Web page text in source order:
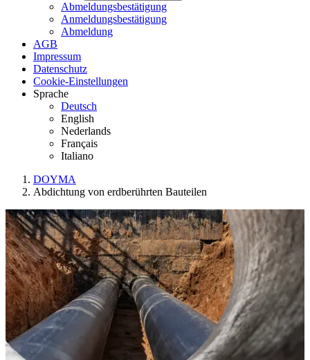
Abmeldungsbestätigung
Anmeldungsbestätigung
Abmeldung
AGB
Impressum
Datenschutz
Cookie-Einstellungen
Sprache
Deutsch
English
Nederlands
Français
Italiano
DOYMA
Abdichtung von erdberührten Bauteilen